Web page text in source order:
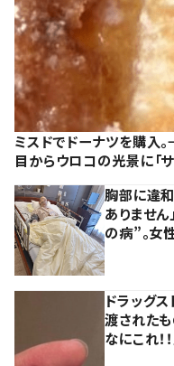
ミスドでドーナツを購入
目からウロコの光景に「
胸部に違
ありませ
の病”。女
ドラッグ
渡されたも
なにこれ！！